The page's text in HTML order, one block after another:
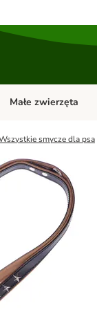
Psy
Otwórz menu
Małe zwierzęta
smycze dla psa